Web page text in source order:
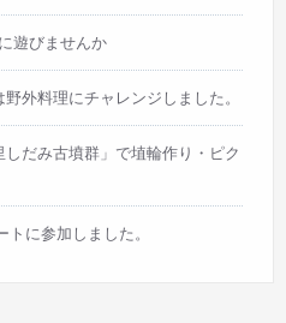
遊びませんか
外料理にチャレンジしました。
だみ古墳群」で埴輪作り・ピク
に参加しました。